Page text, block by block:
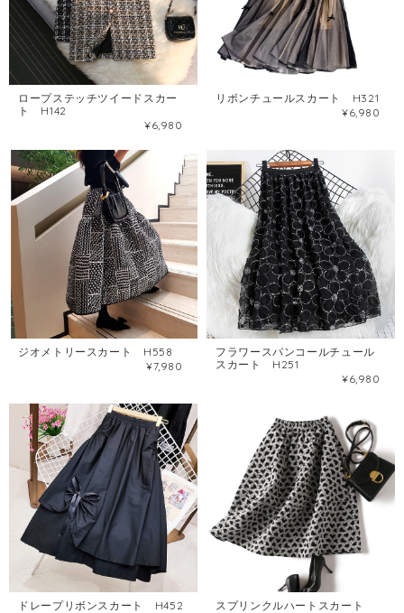
ロープステッチツイードスカー
ト H142
¥6,980
リボンチュールスカート H321
¥6,980
ジオメトリースカート H558
¥7,980
フラワースパンコールチュール
スカート H251
¥6,980
ドレープリボンスカート H452
スプリンクルハートスカート